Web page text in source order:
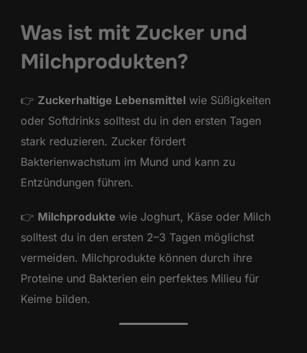
Was ist mit Zucker und
Milchprodukten?
👉 Zuckerhaltige Lebensmittel wie Süßigkeiten
oder Softdrinks solltest du in den ersten Tagen
stark reduzieren. Zucker fördert
Bakterienwachstum im Mund und kann zu
Entzündungen führen.
👉 Milchprodukte wie Joghurt, Käse oder Milch
solltest du in den ersten 2–3 Tagen möglichst
vermeiden. Milchprodukte können durch ihre
Proteine und Bakterien ein perfektes Milieu für
Keime bilden.